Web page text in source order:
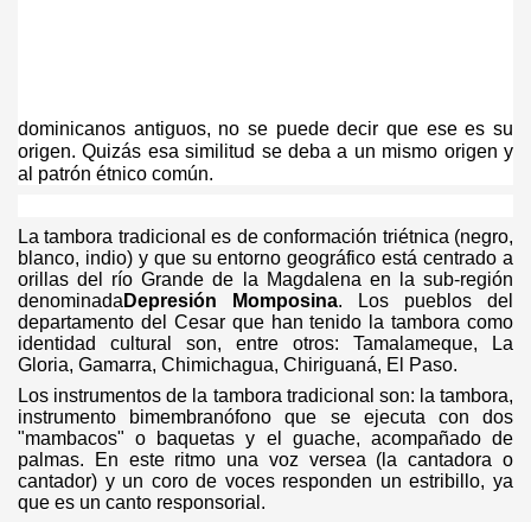
dominicanos antiguos, no se puede decir que ese es su
origen. Quizás esa similitud se deba a un mismo origen y
al patrón étnico común.
La tambora tradicional es de conformación triétnica (negro,
blanco, indio) y que su entorno geográfico está centrado a
orillas del río Grande de la Magdalena en la sub-región
denominada Depresión Momposina. Los pueblos del
departamento del Cesar que han tenido la tambora como
identidad cultural son, entre otros: Tamalameque, La
Gloria, Gamarra, Chimichagua, Chiriguaná, El Paso.
Los instrumentos de la tambora tradicional son: la tambora,
instrumento bimembranófono que se ejecuta con dos
"mambacos" o baquetas y el guache, acompañado de
palmas. En este ritmo una voz versea (la cantadora o
cantador) y un coro de voces responden un estribillo, ya
que es un canto responsorial.